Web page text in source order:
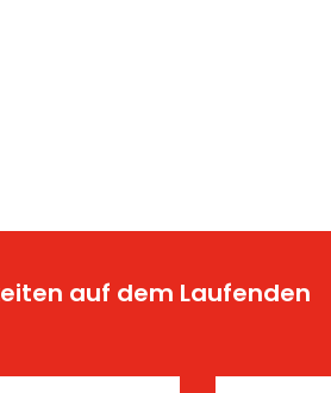
auf dem Laufenden